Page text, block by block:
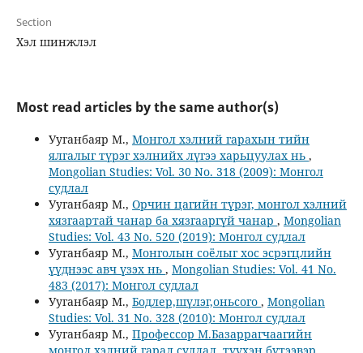
Section
Хэл шинжлэл
Most read articles by the same author(s)
Ууганбаяр М., Монгол хэлний гарахын тийн
ялгалыг түрэг хэлнийх лүгээ харьцуулах нь ,
Mongolian Studies: Vol. 30 No. 318 (2009): Монгол
судлал
Ууганбаяр М., Орчин цагийн түрэг, монгол хэлний
хязгаартай чанар ба хязгааргүй чанар , Mongolian
Studies: Vol. 43 No. 520 (2019): Монгол судлал
Ууганбаяр М., Монголын соёлыг хос эсрэгцлийн
үүднээс авч үзэх нь , Mongolian Studies: Vol. 41 No.
483 (2017): Монгол судлал
Ууганбаяр М., Бодлер,шүлэг,оньсого , Mongolian
Studies: Vol. 31 No. 328 (2010): Монгол судлал
Ууганбаяр М., Профессор М.Базаррагчаагийн